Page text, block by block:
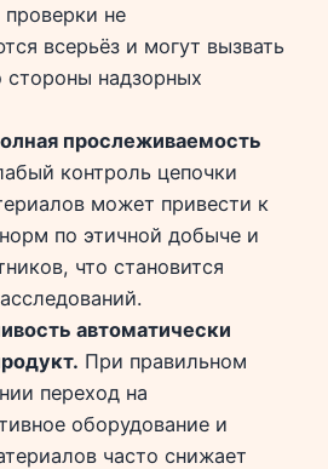
не
всерьёз и могут вызвать
стороны надзорных
прослеживаемость
контроль цепочки
может привести к
по этичной добыче и
что становится
автоматически
При правильном
переход на
оборудование и
часто снижает